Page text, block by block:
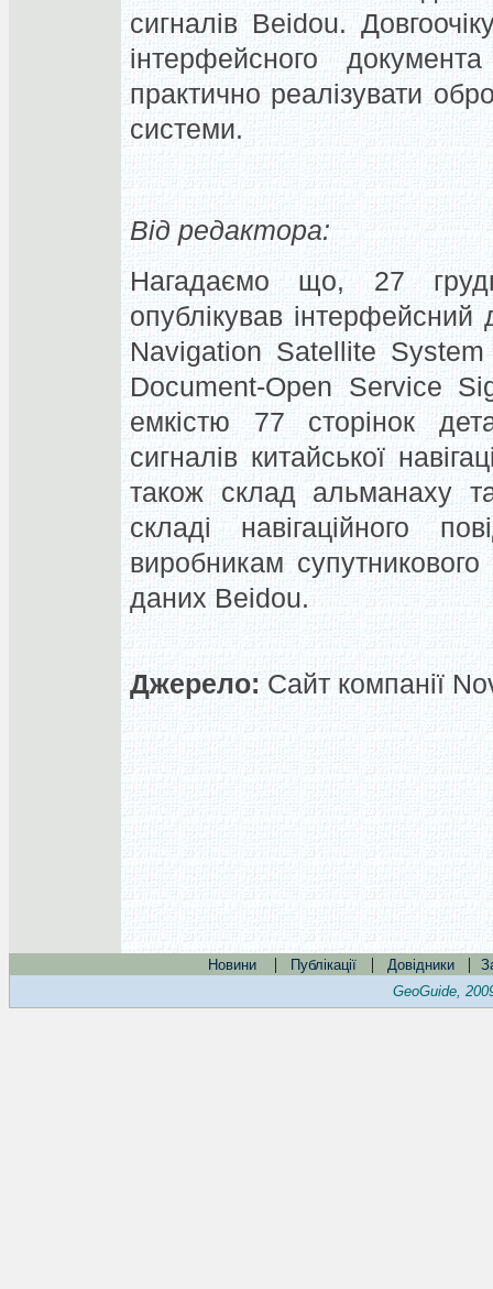
сигналів Beidou.
інтерфейсного
практично реалізувати
системи.
Від редактора:
Нагадаємо що, 27
опублікував
Navigation Satellite
Document-Open Service
емкістю 77 сторінок
сигналів китайської
також склад альманаху
складі навігаційного
виробникам
даних Beidou.
Джерело: Сайт компанії
Новини | Публікації | Довідники |
GeoGuide,